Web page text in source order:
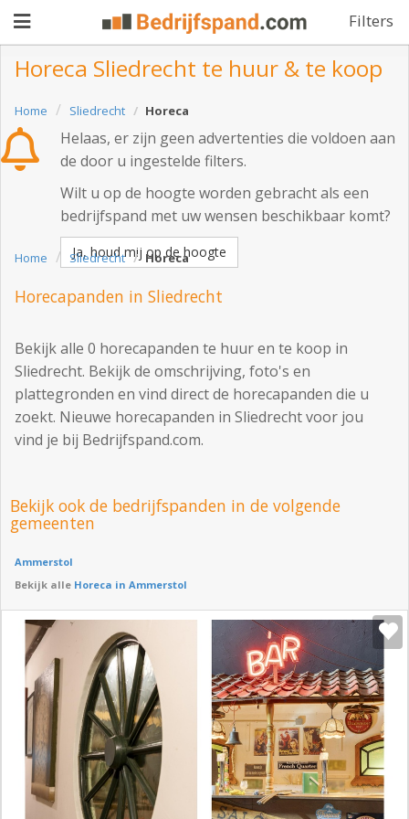
Filters
Pand
aanbieden
Pand
Waarom
adverteren
Premium
adverteren
Blog
Registreren
Login
Horeca Sliedrecht te huur & te koop
Home Sliedrecht Horeca
Helaas, er zijn geen advertenties die voldoen aan
de door u ingestelde filters.
Wilt u op de hoogte worden gebracht als een
bedrijfspand met uw wensen beschikbaar komt?
Ja, houd mij op de hoogte
Home Sliedrecht Horeca
Horecapanden in Sliedrecht
Bekijk alle 0 horecapanden te huur en te koop in
Sliedrecht. Bekijk de omschrijving, foto's en
plattegronden en vind direct de horecapanden die u
zoekt. Nieuwe horecapanden in Sliedrecht voor jou
vind je bij Bedrijfspand.com.
Bekijk ook de bedrijfspanden in de volgende
gemeenten
Ammerstol
Bekijk alle Horeca in Ammerstol